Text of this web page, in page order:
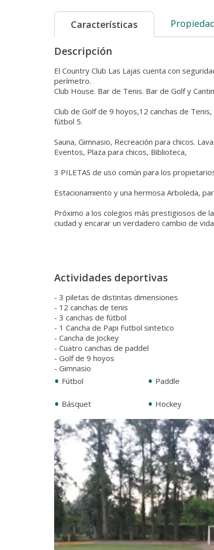
Características
Descripción
El Country Club Las Lajas cuenta con
perímetro.
Club House. Bar de Tenis. Bar de Golf y
Club de Golf de 9 hoyos,12 canchas de
fútbol 5.
Sauna, Gimnasio, Recreación para chicos.
Eventos, Plaza para chicos, Biblioteca,
3 PILETAS de uso común para los
Estacionamiento y una hermosa Arboleda,
Próximo a los colegios más prestigiosos de
Actividades deportivas
- 3 piletas de distintas dimensiones
- 12 canchas de tenis
- 3 canchas de fútbol
- 1 Cancha de Papi Futbol sintetico
- Cancha de Jockey
- Cuatro canchas de paddel
- Golf de 9 hoyos
- Gimnasio
• Fútbol • Paddle
• Básquet • Hockey